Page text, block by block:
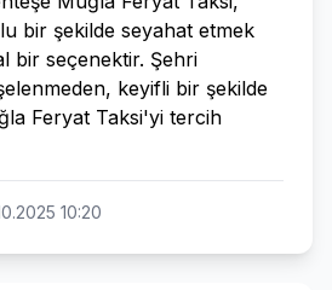
bir şekilde seyahat etmek
bir seçenektir. Şehri
keyifli bir şekilde
Feryat Taksi'yi tercih
10:20